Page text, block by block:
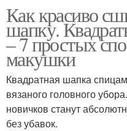
Как красиво
шапку.
– 7 простых
макушки
Квадратная шапка
вязаного головного
новичков станут
без убавок.